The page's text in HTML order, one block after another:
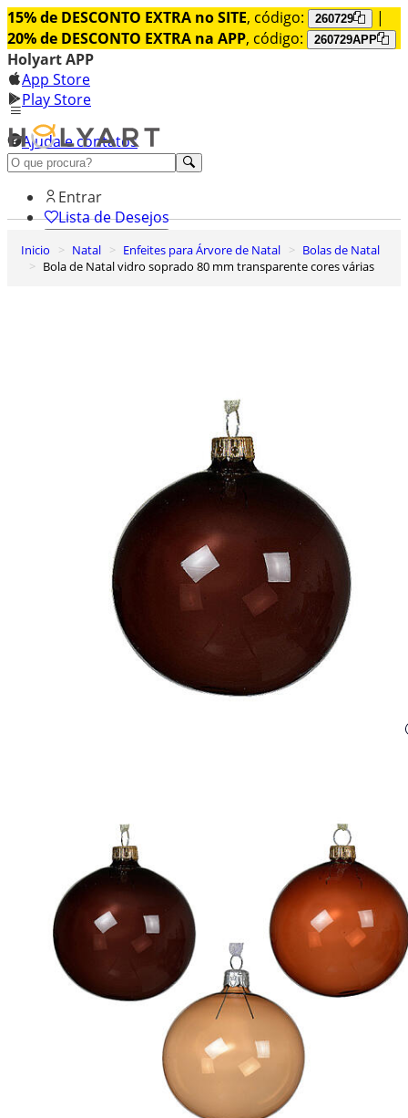
15% de DESCONTO EXTRA no SITE, código: 260729
|
20% de DESCONTO EXTRA na APP, código: 260729APP
Holyart APP
App Store
Play Store
Ajuda e contatos
Conheça premium
Entrar
Lista de Desejos
Carrinho de Compras
Inicio Natal Enfeites para Árvore de Natal
Bolas de Natal
Bola de Natal vidro soprado 80 mm transparente cores várias